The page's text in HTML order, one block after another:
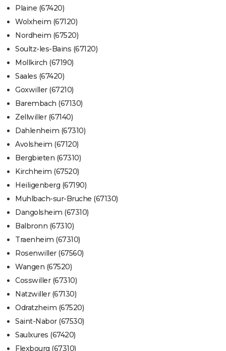
Plaine (67420)
Wolxheim (67120)
Nordheim (67520)
Soultz-les-Bains (67120)
Mollkirch (67190)
Saales (67420)
Goxwiller (67210)
Barembach (67130)
Zellwiller (67140)
Dahlenheim (67310)
Avolsheim (67120)
Bergbieten (67310)
Kirchheim (67520)
Heiligenberg (67190)
Muhlbach-sur-Bruche (67130)
Dangolsheim (67310)
Balbronn (67310)
Traenheim (67310)
Rosenwiller (67560)
Wangen (67520)
Cosswiller (67310)
Natzwiller (67130)
Odratzheim (67520)
Saint-Nabor (67530)
Saulxures (67420)
Flexbourg (67310)